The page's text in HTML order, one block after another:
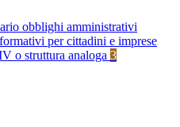
obblighi amministrativi
per cittadini e imprese
o struttura analoga 3